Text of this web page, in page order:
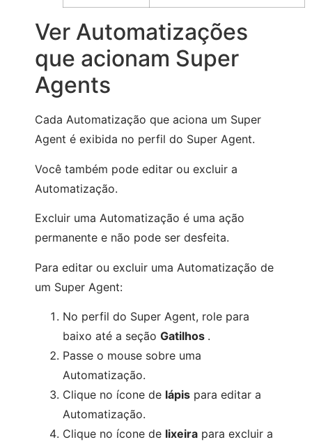
Ver Automatizações
que acionam Super
Agents
Cada Automatização que aciona um Super
Agent é exibida no perfil do Super Agent.
Você também pode editar ou excluir a
Automatização.
Excluir uma Automatização é uma ação
permanente e não pode ser desfeita.
Para editar ou excluir uma Automatização de
um Super Agent:
No perfil do Super Agent, role para
baixo até a seção Gatilhos .
Passe o mouse sobre uma
Automatização.
Clique no ícone de lápis para editar a
Automatização.
Clique no ícone de lixeira para excluir a